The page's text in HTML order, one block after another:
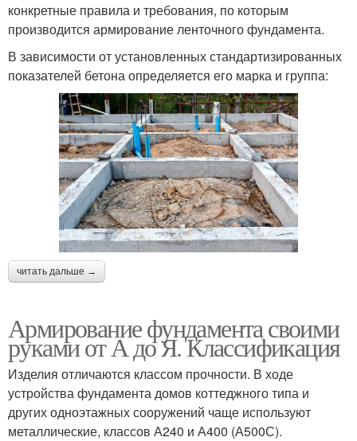
конкретные правила и требования, по которым
производится армирование ленточного фундамента.
В зависимости от установленных стандартизированных
показателей бетона определяется его марка и группа:
читать дальше →
Армирование фундамента своими
руками от А до Я. Классификация
Изделия отличаются классом прочности. В ходе
устройства фундамента домов коттеджного типа и
других одноэтажных сооружений чаще используют
металлические, классов А240 и А400 (А500С).